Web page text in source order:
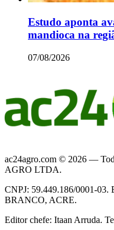
Estudo aponta
mandioca na
07/08/2026
ac24agro.com © 2026 —
AGRO LTDA.
CNPJ: 59.449.186/0001-
BRANCO, ACRE.
Editor chefe: Itaan Arruda.